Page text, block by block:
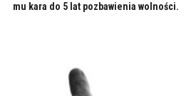
mu kara do 5 lat pozbawienia wolności.